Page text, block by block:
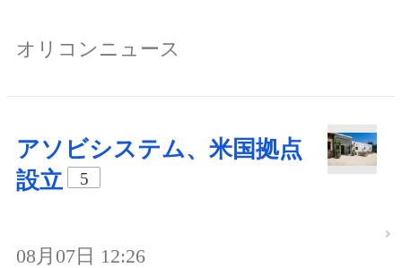
オリコンニュース
アソビシステム、米国拠点
設立
5
08月07日 12:26